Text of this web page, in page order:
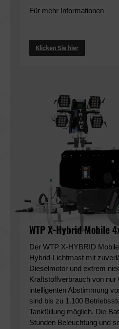
Für mehr Informationen
Klicken Sie hier
WTP X-Hybrid Mobile
Der WTP X-HYBRID
Hybrid-Lichtmast mit
Dieselmotor und extrem
Kraftstoffverbrauch von nur
intelligenten Abstimmung
sind bis zu 1.100
Tankfüllung möglich. Die
Stunden Beleuchtung und